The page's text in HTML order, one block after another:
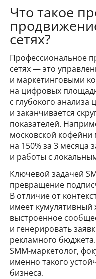
Что такое
сетях?
Профессиональное
сетях — это
и маркетинговыми
на цифровых
с глубокого анализа
и заканчивается
показателей.
московской кофейни
на 150% за 3 месяца
и работы с
Ключевой задачей
превращение
В отличие от
имеет кумулятивный
выстроенное
и генерировать
рекламного
SMM-маркетолог,
именно такого
бизнеса.